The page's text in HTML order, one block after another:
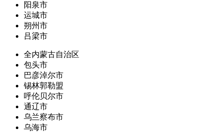
阳泉市
运城市
朔州市
吕梁市
全内蒙古自治区
包头市
巴彦淖尔市
锡林郭勒盟
呼伦贝尔市
通辽市
乌兰察布市
乌海市